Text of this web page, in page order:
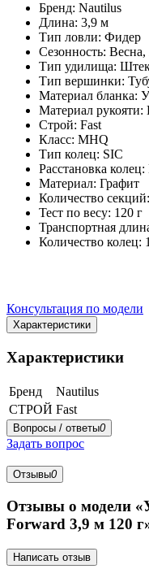
Бренд: Nautilus
Длина: 3,9 м
Тип ловли: Фидер
Сезонность: Весна,
Тип удилища:
Тип вершинки:
Материал бланка:
Материал рукояти:
Строй: Fast
Класс: MHQ
Тип колец: SIC
Расстановка
Материал: Графит
Количество
Тест по весу: 120 г
Транспортная
Количество колец:
Консультация по модели
Характеристики
Характеристики
Бренд
Nautilus
СТРОЙ Fast
Вопросы / ответы0
Задать вопрос
Отзывы0
Отзывы о модели
Forward 3,9 м 120
Написать отзыв